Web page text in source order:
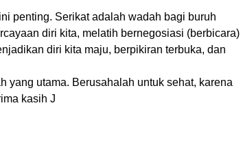
penting. Serikat adalah wadah bagi buruh
diri kita, melatih bernegosiasi (berbicara)
diri kita maju, berpikiran terbuka, dan
yang utama. Berusahalah untuk sehat, karena
kasih J